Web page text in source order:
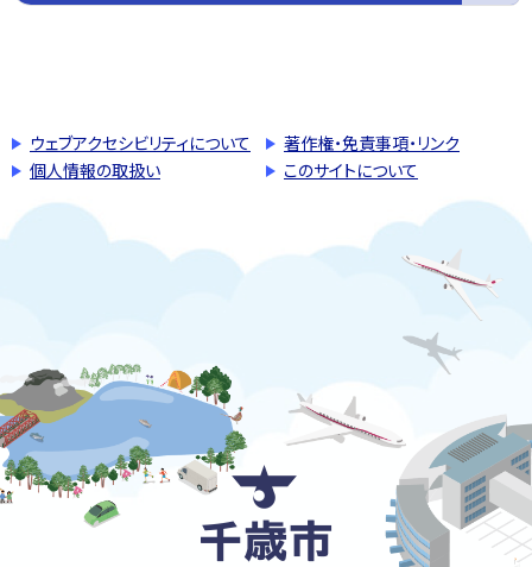
ウェブアクセシビリティについて
著作権・免責事項・リンク
個人情報の取扱い
このサイトについて